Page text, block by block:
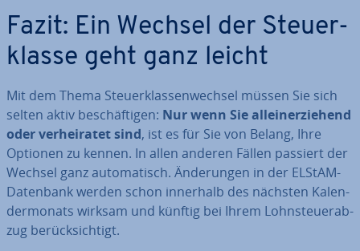
Fazit: Ein Wechsel der Steu­er­
klas­se geht ganz leicht
Mit dem Thema Steu­er­klas­sen­wech­sel müssen Sie sich
selten aktiv be­schäf­ti­gen: Nur wenn Sie al­lein­er­zie­hend
oder ver­hei­ra­tet sind, ist es für Sie von Belang, Ihre
Optionen zu kennen. In allen anderen Fällen passiert der
Wechsel ganz au­to­ma­tisch. Än­de­run­gen in der ELStAM-
Datenbank werden schon innerhalb des nächsten Ka­len­
der­mo­nats wirksam und künftig bei Ihrem Lohn­steu­er­ab­
zug be­rück­sich­tigt.